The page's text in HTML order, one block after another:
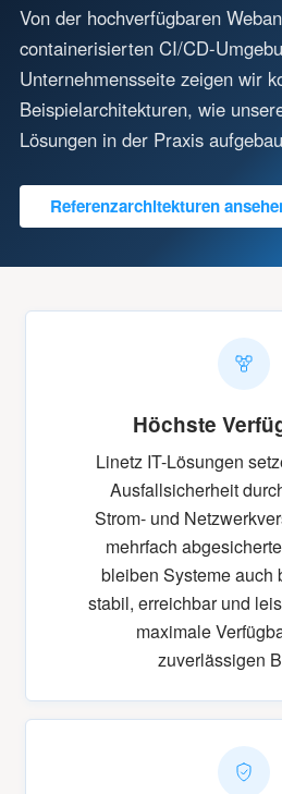
Von der hochverfügbaren
containerisierten CI/CD-
Unternehmensseite zeigen wir
Beispielarchitekturen, wie
Lösungen in der Praxis
Referenzarchitekturen
Höchste
Linetz IT-Lösungen
Ausfallsicherheit
Strom- und
mehrfach
bleiben Systeme auch
stabil, erreichbar und
maximale
zuverlässigen